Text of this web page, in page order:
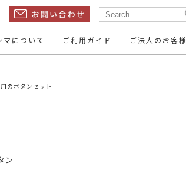
みボタン
サリーパーツ
マについて ご利用ガイド ご法人のお客様
のボタンセット
ン